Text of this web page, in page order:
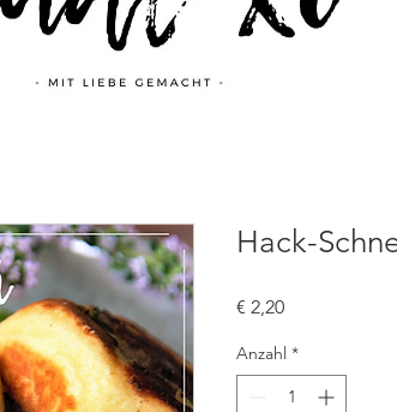
Hack-
€ 2,20Preis
Anzahl *